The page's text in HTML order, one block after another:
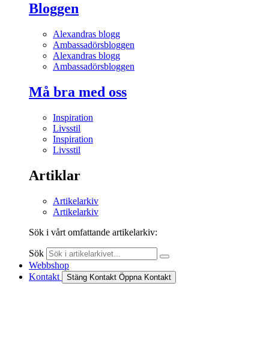
Bloggen
Alexandras blogg
Ambassadörsbloggen
Alexandras blogg
Ambassadörsbloggen
Må bra med oss
Inspiration
Livsstil
Inspiration
Livsstil
Artiklar
Artikelarkiv
Artikelarkiv
Sök i vårt omfattande artikelarkiv:
Sök
Webbshop
Kontakt
Stäng Kontakt Öppna Kontakt